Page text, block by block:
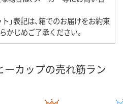
」表記は、箱でのお届けをお約束
かじめご了承ください。
カップの売れ筋ラン